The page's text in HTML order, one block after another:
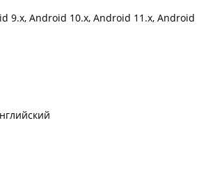
9.x, Android 10.x, Android 11.x, Android